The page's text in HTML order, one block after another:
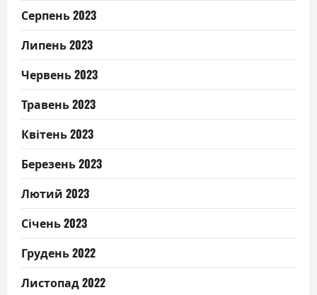
Серпень 2023
Липень 2023
Червень 2023
Травень 2023
Квітень 2023
Березень 2023
Лютий 2023
Січень 2023
Грудень 2022
Листопад 2022